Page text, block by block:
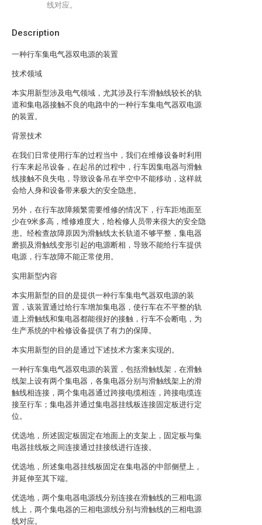
Description
一种行车集电气器双电源的装置
技术领域
本实用新型涉及电气领域，尤其涉及行车滑触线较长的轨
道和集电器接触不良的电路中的一种行车集电气器双电源
的装置。
背景技术
在我们日常使用行车的过程当中，我们在维修设备时利用
行车来起吊设备，在起吊的过程中，行车因集电器与滑触
线接触不良失电，导致设备吊在半空中不能移动，这样就
会给人身和设备带来极大的安全隐患。
另外，在行车故障频繁需要维修的情况下，行车距地面至
少在9米多高，维修难度大，给检修人员带来很大的安全隐
患。经检查故障原因为滑触线太长轨道不够平整，集电器
磨损及滑触线变形引起的电源断相，导致不能给行车提供
电源，行车故障不能正常使用。
实用新型内容
本实用新型的目的是提供一种行车集电气器双电源的装
置，该装置通过给行车增加集电器，使行车在不平整的轨
道上滑触线和集电器都能很好的接触，行车不会断电，为
生产系统的中检修设备提供了有力的保障。
本实用新型的目的是通过下述技术方案来实现的。
一种行车集电气器双电源的装置，包括滑触线架，在滑触
线架上设有两个集电器，各集电器分别与滑触线架上的滑
触线相连接，两个集电器通过跨接电缆相连，跨接电缆连
接至行车；集电器并通过集电器挂线板连接固定板进行定
位。
优选地，所述固定板固定在地面上的支架上，固定板与集
电器挂线板之间连接通过挂接线进行连接。
优选地，所述集电器挂线板固定在集电器的中部侧壁上，
并延伸至其下端。
优选地，两个集电器电源线分别连接在滑触线的三相电源
线上，两个集电器的三相电源线分别与滑触线的三相电源
线对应。
线对应。